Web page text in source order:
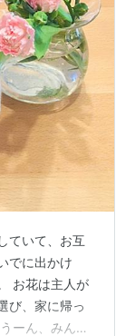
ていて、お互
でに出かけ
お花は主人が
び、家に帰っ
ーん、みんな